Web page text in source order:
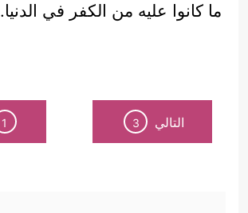
ما كانوا عليه من الكفر في الدنيا.
التالي 3
1